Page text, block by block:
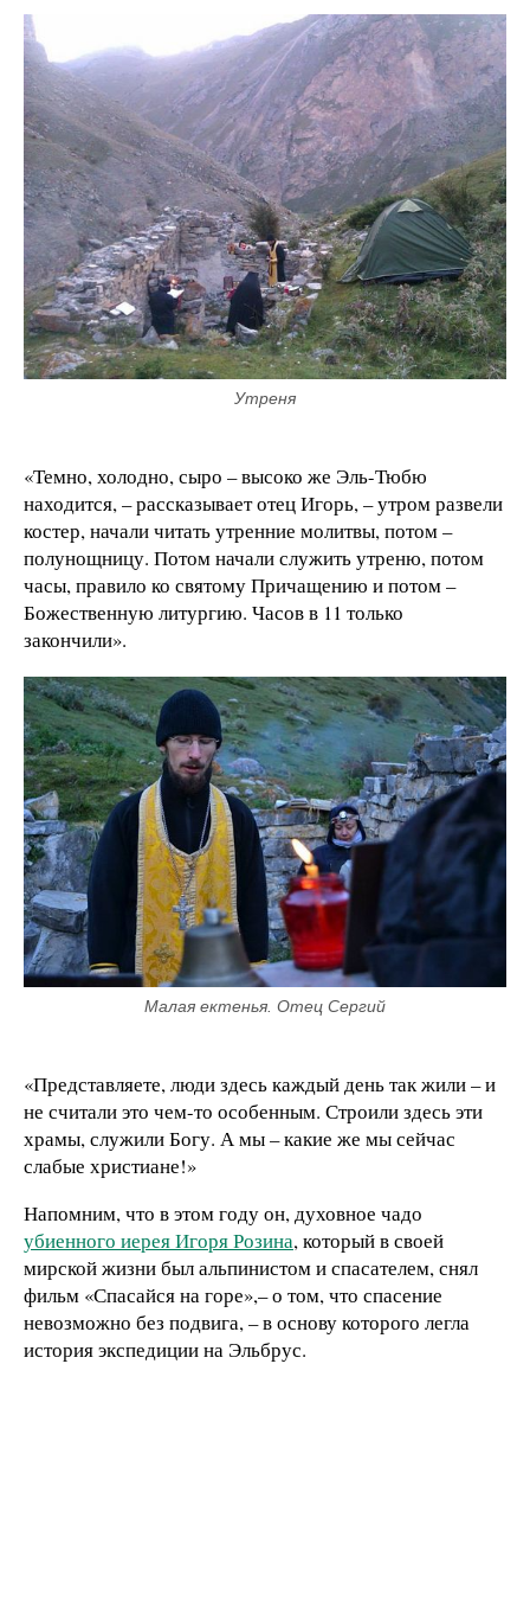
Утреня
«Темно, холодно, сыро – высоко же Эль-Тюбю
находится, – рассказывает отец Игорь, – утром развели
костер, начали читать утренние молитвы, потом –
полунощницу. Потом начали служить утреню, потом
часы, правило ко святому Причащению и потом –
Божественную литургию. Часов в 11 только
закончили».
Малая ектенья. Отец Сергий
«Представляете, люди здеськаждый день так жили – и
не считали это чем-то особенным. Строили здесь эти
храмы, служили Богу. А мы– какие же мысейчас
слабые христиане!»
Напомним, что в этом году он, духовное чадо
убиенного иерея Игоря Розина, который в своей
мирской жизни был альпинистом и спасателем, снял
фильм «Спасайся на горе»,– о том, что спасение
невозможно без подвига, – в основу которого легла
история экспедиции на Эльбрус.